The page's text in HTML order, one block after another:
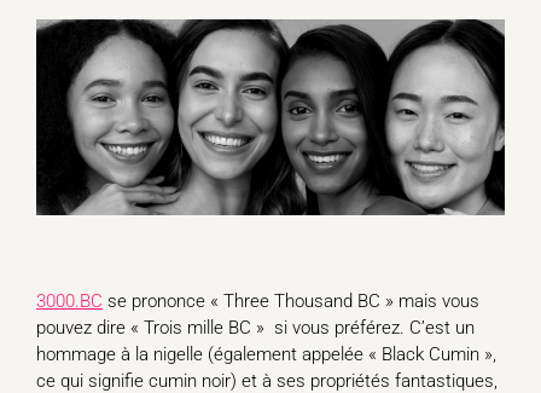
3000.BC se prononce « Three Thousand BC » mais vous
pouvez dire « Trois mille BC » si vous préférez. C’est un
hommage à la nigelle (également appelée « Black Cumin »,
ce qui signifie cumin noir) et à ses propriétés fantastiques,